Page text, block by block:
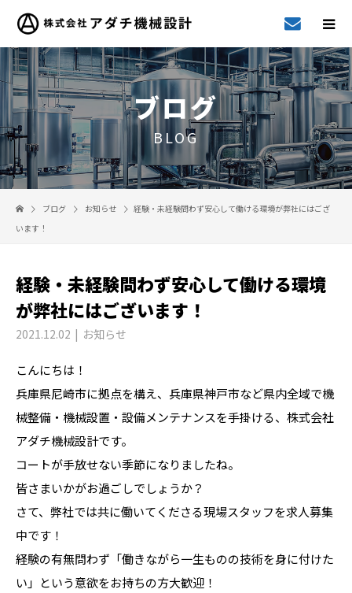
ブログ
BLOG
ブログ お知らせ
経験・未経験問わず安心して働ける環境が弊社にはござ
います！
経験・未経験問わず安心して働ける環境
が弊社にはございます！
2021.12.02 お知らせ
こんにちは！
兵庫県尼崎市に拠点を構え、兵庫県神戸市など県内全域で機
械整備・機械設置・設備メンテナンスを手掛ける、株式会社
アダチ機械設計です。
コートが手放せない季節になりましたね。
皆さまいかがお過ごしでしょうか？
さて、弊社では共に働いてくださる現場スタッフを求人募集
中です！
経験の有無問わず「働きながら一生ものの技術を身に付けた
い」という意欲をお持ちの方大歓迎！